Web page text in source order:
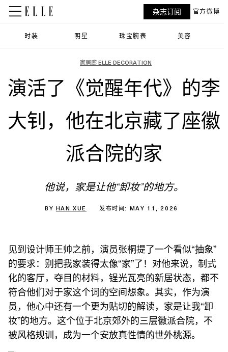
时装 明星 珠宝腕表 美容
杂志订阅 官方微博
家居廊 ELLE DECORATION
演活了《觉醒年代》的李
大钊，他在北京藏了座徽
派合院的家
他说，家是让他“卸妆”的地方。
BY HAN XUE 发布时间: MAY 11, 2026
见到设计师王帅之前，演员张桐提了一个看似“抽象”
的要求：别把我家装得太像“家”了！对他来说，制式
化的客厅，夺目的材料，锃光瓦亮的新居状态，都不
符合他们对于家这个词的空间想象。其实，作为演
员，他心中还有一个更为贴切的解读，家是让我“卸
妆”的地方。这个位于北京郊外的三层徽派合院，不
被风格规训，成为一个安放真性情的世外桃源。